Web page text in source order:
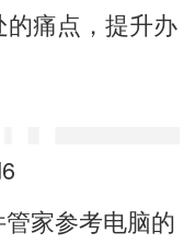
痛点，提升办
家参考电脑的